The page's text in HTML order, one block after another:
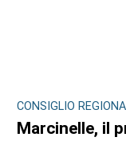
CONSIGLIO
Marcinelle, il